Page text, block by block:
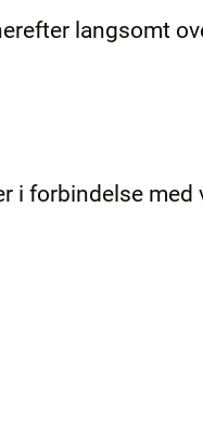
langsomt
i forbindelse med